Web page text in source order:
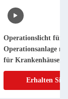
Operationslicht für
Operationsanlage
für Krankenhäuser
Erhalten Sie